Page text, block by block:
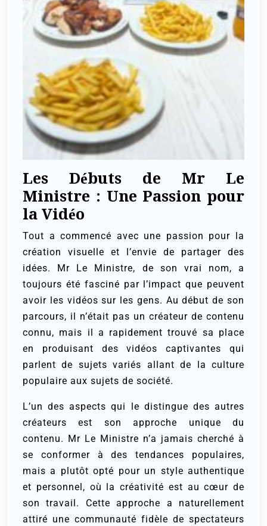
Les Débuts de Mr Le
Ministre : Une Passion pour
la Vidéo
Tout a commencé avec une passion pour la
création visuelle et l’envie de partager des
idées. Mr Le Ministre, de son vrai nom, a
toujours été fasciné par l’impact que peuvent
avoir les vidéos sur les gens. Au début de son
parcours, il n’était pas un créateur de contenu
connu, mais il a rapidement trouvé sa place
en produisant des vidéos captivantes qui
parlent de sujets variés allant de la culture
populaire aux sujets de société.
L’un des aspects qui le distingue des autres
créateurs est son approche unique du
contenu. Mr Le Ministre n’a jamais cherché à
se conformer à des tendances populaires,
mais a plutôt opté pour un style authentique
et personnel, où la créativité est au cœur de
son travail. Cette approche a naturellement
attiré une communauté fidèle de spectateurs